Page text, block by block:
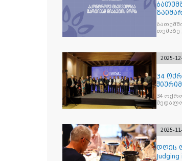
2025-
34
34
მედალოსანი
2025-
დღეს